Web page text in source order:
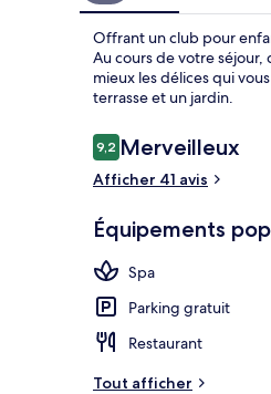
Offrant un club pour
Au cours de votre
mieux les délices qui
terrasse et un jardin.
Avis
voyageurs
9,29,2 sur 10
Merveilleux
Afficher 41 avis
Équipements
Spa
Parking gratuit
Restaurant
Tout afficher